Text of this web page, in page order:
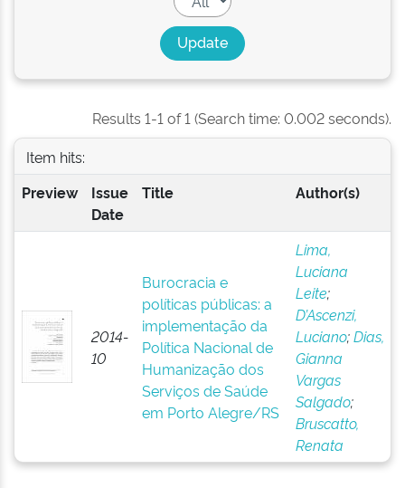
Results 1-1 of 1 (Search time: 0.002 seconds).
Item hits:
Preview
Issue
Date
Title Author(s)
2014-
10
Burocracia e
políticas públicas: a
implementação da
Política Nacional de
Humanização dos
Serviços de Saúde
em Porto Alegre/RS
Lima,
Luciana
Leite;
D’Ascenzi,
Luciano;Dias,
Gianna
Vargas
Salgado;
Bruscatto,
Renata